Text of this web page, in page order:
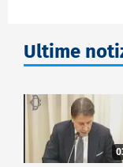
Ultime